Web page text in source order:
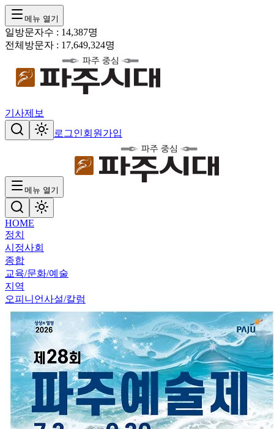
메뉴 열기
일방문자수 : 14,387명
전체방문자 : 17,649,324명
기사제보
로그인회원가입
메뉴 열기
HOME
정치
시정사회
종합
교육/문화/예술
지역
오피니언사설/칼럼